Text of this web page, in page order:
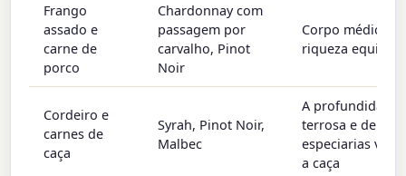
Frango
assado e
carne de
porco
Chardonnay com
passagem por
carvalho, Pinot
Noir
Corpo médio,
riqueza
Cordeiro e
carnes de
caça
Syrah, Pinot Noir,
Malbec
A profundidade
terrosa e de
especiarias
a caça